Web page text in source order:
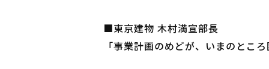
■東京建物 木村満宣部長
「事業計画のめどが、いまのとこ